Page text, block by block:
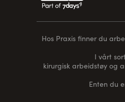
Hos Praxis finner du
I vårt
kirurgisk arbeidstøy og
Enten du